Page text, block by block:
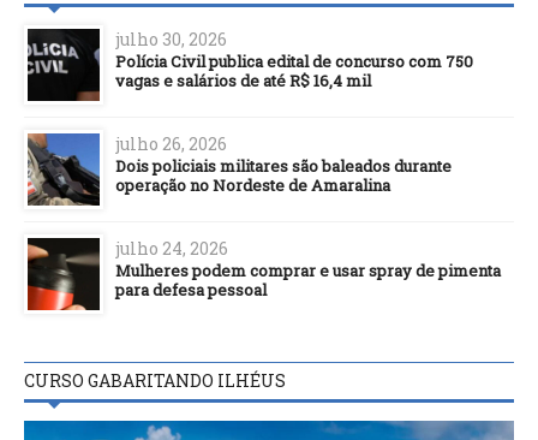
julho 30, 2026
Polícia Civil publica edital de concurso com 750
vagas e salários de até R$ 16,4 mil
julho 26, 2026
Dois policiais militares são baleados durante
operação no Nordeste de Amaralina
julho 24, 2026
Mulheres podem comprar e usar spray de pimenta
para defesa pessoal
CURSO GABARITANDO ILHÉUS